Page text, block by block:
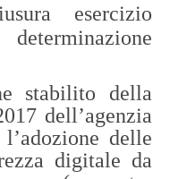
esercizio
stabilito della
dell’agenzia
delle
digitale da